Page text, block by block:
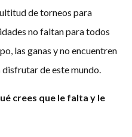
de torneos para
no faltan para todos
las ganas y no encuentren
de este mundo.
crees que le falta y le